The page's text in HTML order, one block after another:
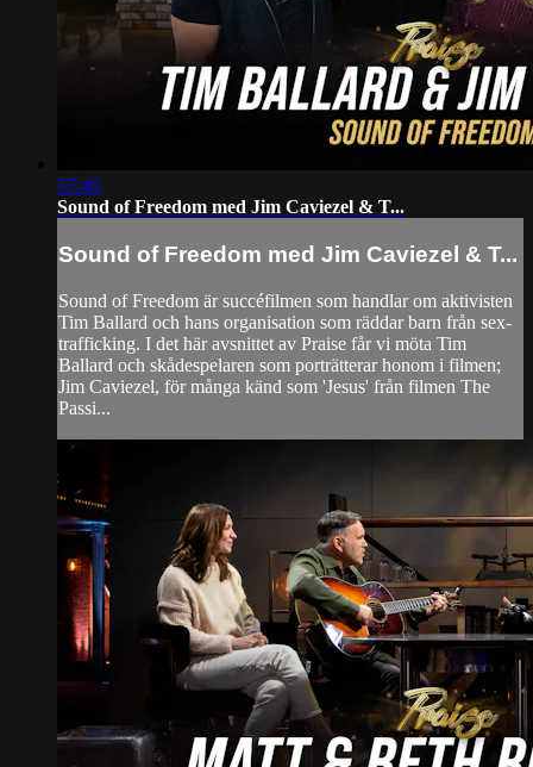
57:40
Sound of Freedom med Jim Caviezel & T...
Sound of Freedom med Jim Caviezel & T...
Sound of Freedom är succéfilmen som handlar om aktivisten
Tim Ballard och hans organisation som räddar barn från sex-
trafficking. I det här avsnittet av Praise får vi möta Tim
Ballard och skådespelaren som porträtterar honom i filmen;
Jim Caviezel, för många känd som 'Jesus' från filmen The
Passi...